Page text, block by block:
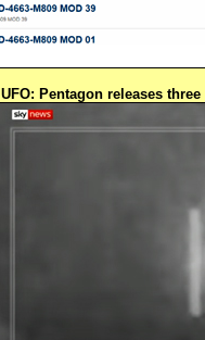
UFO: Pentagon releases